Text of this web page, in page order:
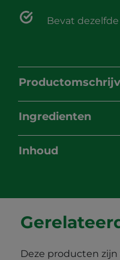
Bevat
Ingredienten
Inhoud
Deze producten